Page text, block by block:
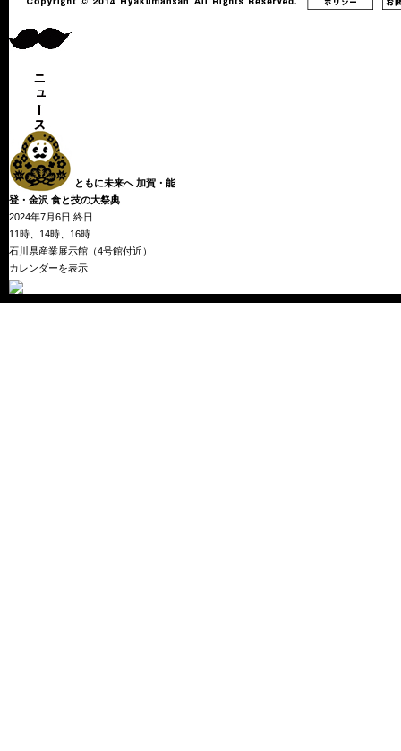
ともに未来へ 加賀・能
登・金沢 食と技の大祭典
PEACEFUL
PARK
2024
for
能
登
2024年7月6日 終日
11時、14時、16時
石川県産業展示館（4号館付近）
カレンダーを表示